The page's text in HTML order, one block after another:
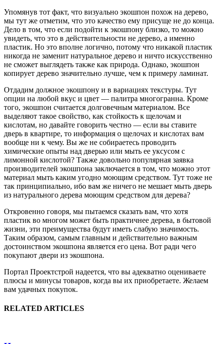
Упомянув тот факт, что визуально экошпон похож на дерево,
мы тут же отметим, что это качество ему присуще не до конца.
Дело в том, что если подойти к экошпону близко, то можно
увидеть, что это в действительности не дерево, а именно
пластик. Но это вполне логично, потому что никакой пластик
никогда не заменит натуральное дерево и ничто искусственно
не сможет выглядеть также как природа. Однако, экошпон
копирует дерево значительно лучше, чем к примеру ламинат.
Отдадим должное экошпону и в вариациях текстуры. Тут
опции на любой вкус и цвет — палитра многогранна. Кроме
того, экошпон считается долговечным материалом. Все
выделяют такое свойство, как стойкость к щелочам и
кислотам, но давайте говорить честно — если вы ставите
дверь в квартире, то информация о щелочах и кислотах вам
вообще ни к чему. Вы же не собираетесь проводить
химические опыты над дверью или мыть ее уксусом с
лимонной кислотой? Также довольно популярная заявка
производителей экошпона заключается в том, что можно этот
материал мыть каким угодно моющим средством. Тут тоже не
так принципиально, ибо вам же ничего не мешает мыть дверь
из натурального дерева моющим средством для дерева?
Откровенно говоря, мы пытаемся сказать вам, что хотя
пластик во многом может быть практичнее дерева, в бытовой
жизни, эти преимущества будут иметь слабую значимость.
Таким образом, самым главным и действительно важным
достоинством экошпона является его цена. Вот ради чего
покупают двери из экошпона.
Портал Проектстрой надеется, что вы адекватно оцениваете
плюсы и минусы товаров, когда вы их приобретаете. Желаем
вам удачных покупок.
RELATED ARTICLES